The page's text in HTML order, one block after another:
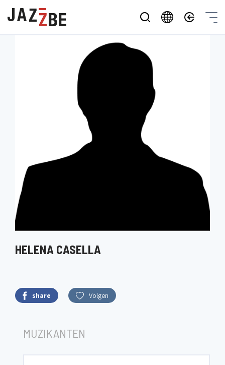
HELENA CASELLA
share Volgen
MUZIKANTEN